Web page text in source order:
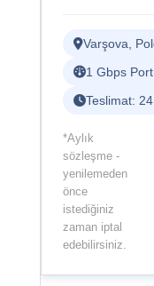
Varşova,
1 Gbps Port
Teslimat:
*Aylık
sözleşme -
yenilemeden
önce
istediğiniz
zaman iptal
edebilirsiniz.